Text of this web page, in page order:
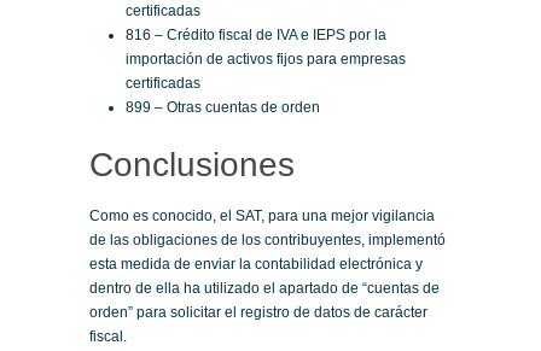
certificadas
816 – Crédito fiscal de IVA e IEPS por la
importación de activos fijos para empresas
certificadas
899 – Otras cuentas de orden
Conclusiones
Como es conocido, el SAT, para una mejor vigilancia
de las obligaciones de los contribuyentes, implementó
esta medida de enviar la contabilidad electrónica y
dentro de ella ha utilizado el apartado de “cuentas de
orden” para solicitar el registro de datos de carácter
fiscal.